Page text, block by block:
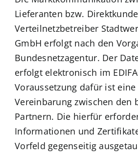
Lieferanten bzw.
Verteilnetzbetreiber
GmbH erfolgt nach den
Bundesnetzagentur. Der
erfolgt elektronisch im
Voraussetzung dafür ist eine
Vereinbarung zwischen den
Partnern. Die hierfür
Informationen und
Vorfeld gegenseitig